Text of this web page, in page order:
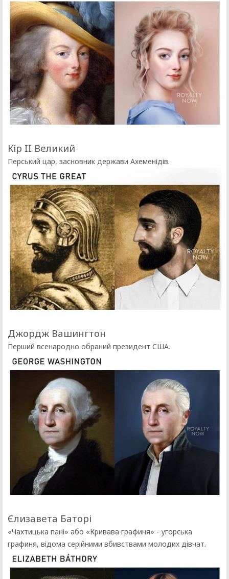
Кір II Великий
Перський цар, засновник держави Ахеменідів.
Джордж Вашингтон
Перший всенародно обраний президент США.
Єлизавета Баторі
«Чахтицька пані» або «Кривава графиня» - угорська
графиня, відома серійними вбивствами молодих дівчат.